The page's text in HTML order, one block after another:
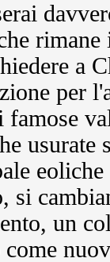
a
per
famose
usurate
si
un
come